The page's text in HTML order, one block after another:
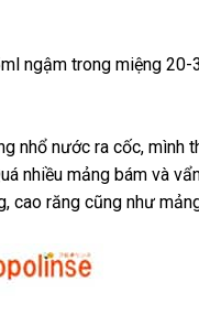
ngậm trong miệng 20-
nhổ nước ra cốc, mình
nhiều mảng bám và
cao răng cũng như